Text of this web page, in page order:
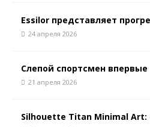
Essilor представляет
24 апреля 2026
Слепой спортсмен
21 апреля 2026
Silhouette Titan Minimal Art: